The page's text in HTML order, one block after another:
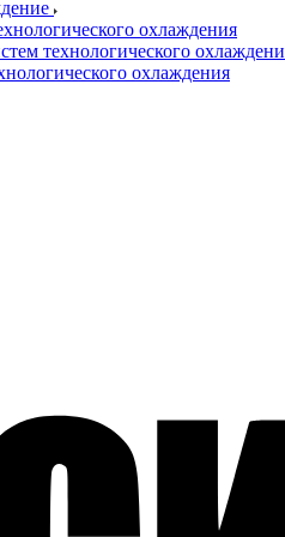
охлаждения
технологического
охлаждения